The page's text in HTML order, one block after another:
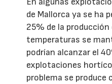
de Mallorca ya se ha
25% de la
temperaturas se
podrían alcanzar el
explotaciones
problema se produce